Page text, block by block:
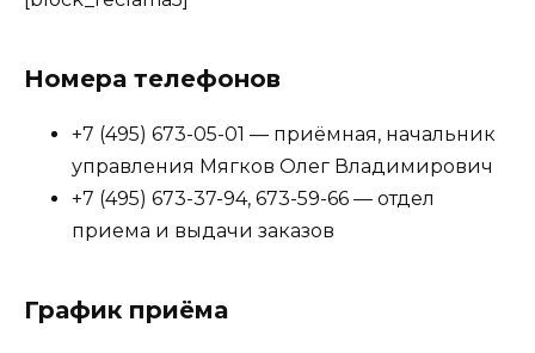
Номера телефонов
+7 (495) 673-05-01 — приёмная, начальник
управления Мягков Олег Владимирович
+7 (495) 673-37-94, 673-59-66 — отдел
приема и выдачи заказов
График приёма